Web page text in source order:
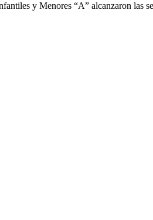
y Menores “A” alcanzaron las